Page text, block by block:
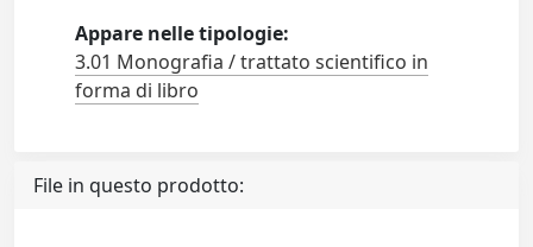
Appare nelle tipologie:
3.01 Monografia / trattato scientifico in
forma di libro
File in questo prodotto: